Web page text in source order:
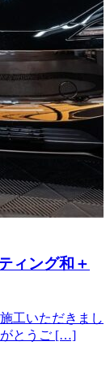
ィング和＋
工いただきまし
がとうご […]